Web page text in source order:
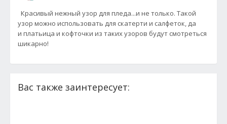
Красивый нежный узор для пледа...и не только. Такой
узор можно использовать для скатерти и салфеток, да
и платьица и кофточки из таких узоров будут смотреться
шикарно!
Вас также заинтересует: